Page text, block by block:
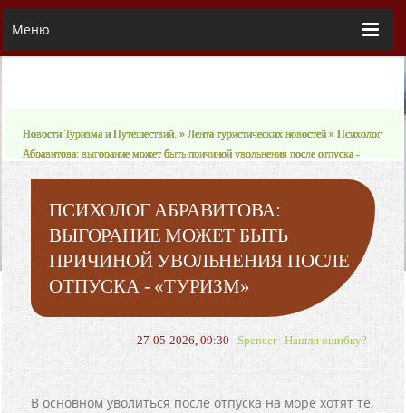
Меню
Новости Туризма и Путешествий. »Лента туристических новостей » Психолог
Абравитова: выгорание может быть причиной увольнения после отпуска -
«Туризм»
ПСИХОЛОГ АБРАВИТОВА:
ВЫГОРАНИЕ МОЖЕТ БЫТЬ
ПРИЧИНОЙ УВОЛЬНЕНИЯ ПОСЛЕ
ОТПУСКА - «ТУРИЗМ»
27-05-2026, 09:30 Spencer Нашли ошибку?
В основном уволиться после отпуска на море хотят те,